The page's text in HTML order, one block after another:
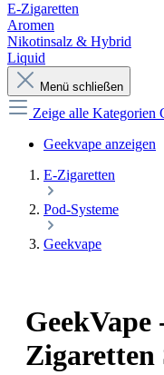
E-Zigaretten
Aromen
Nikotinsalz & Hybrid
Liquid
Menü schließen
Zeige alle Kategorien
Geekvape anzeigen
E-Zigaretten
Pod-Systeme
Geekvape
Zigaretten